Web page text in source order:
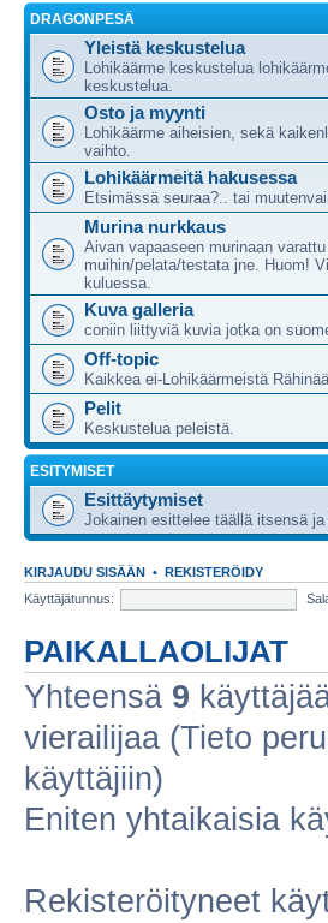
DRAGONPESÄ
Yleistä keskustelua
Lohikäärme keskustelua
keskustelua.
Osto ja myynti
Lohikäärme aiheisien, sekä
vaihto.
Lohikäärmeitä hakusessa
Etsimässä seuraa?.. tai
Murina nurkkaus
Aivan vapaaseen murinaan
muihin/pelata/testata jne. Huom!
kuluessa.
Kuva galleria
coniin liittyviä kuvia jotka on
Off-topic
Kaikkea ei-Lohikäärmeistä
Pelit
Keskustelua peleistä.
ESITYMISET
Esittäytymiset
Jokainen esittelee täällä itsensä ja
KIRJAUDU SISÄÄN • REKISTERÖIDY
Käyttäjätunnus:
PAIKALLAOLIJAT
Yhteensä 9
vierailijaa (Tieto
käyttäjiin)
Eniten yhtaikaisia
Rekisteröityneet